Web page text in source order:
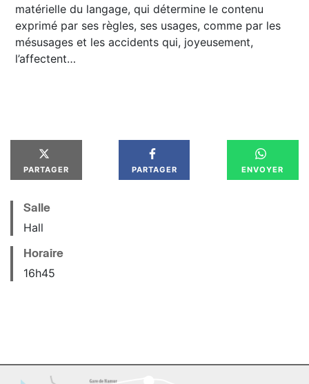
matérielle du langage, qui détermine le contenu
exprimé par ses règles, ses usages, comme par les
mésusages et les accidents qui, joyeusement,
l’affectent…
PARTAGER PARTAGER ENVOYER
Salle
Hall
Horaire
16h45